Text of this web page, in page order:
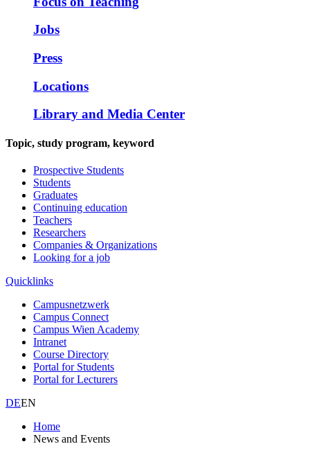
Jobs
Press
Locations
Library and Media Center
Topic, study program, keyword
Prospective Students
Students
Graduates
Continuing education
Teachers
Researchers
Companies & Organizations
Looking for a job
Quicklinks
Campusnetzwerk
Campus Connect
Campus Wien Academy
Intranet
Course Directory
Portal for Students
Portal for Lecturers
DEEN
Home
News and Events